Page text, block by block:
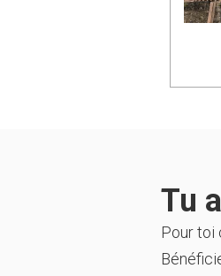
Tu
Pour toi